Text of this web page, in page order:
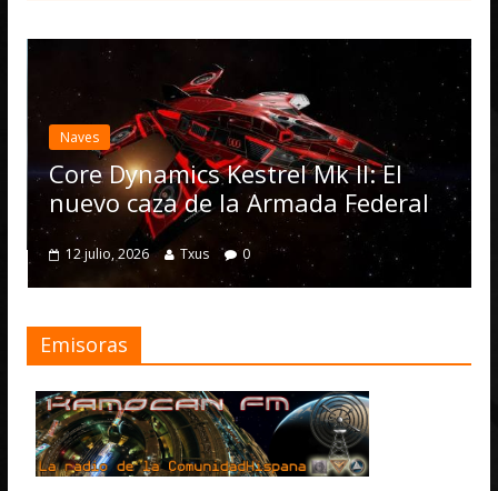
Naves
Core Dynamics Kestrel Mk II: El
nuevo caza de la Armada Federal
12 julio, 2026 Txus 0
Emisoras